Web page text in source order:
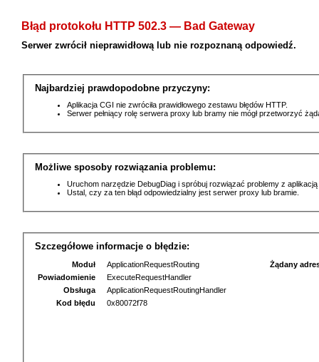
Błąd protokołu HTTP 502.3 — Bad Gateway
Serwer zwrócił nieprawidłową lub nie rozpoznaną odpowiedź.
Najbardziej prawdopodobne przyczyny:
Aplikacja CGI nie zwróciła prawidłowego zestawu błędów HTTP.
Serwer pełniący rolę serwera proxy lub bramy nie mógł przetworzyć
Możliwe sposoby rozwiązania problemu:
Uruchom narzędzie DebugDiag i spróbuj rozwiązać problemy z
Ustal, czy za ten błąd odpowiedzialny jest serwer proxy lub bramie.
Szczegółowe informacje o błędzie:
Moduł
ApplicationRequestRouting
Powiadomienie
ExecuteRequestHandler
Obsługa
ApplicationRequestRoutingHandler
Kod błędu
0x80072f78
Żądany